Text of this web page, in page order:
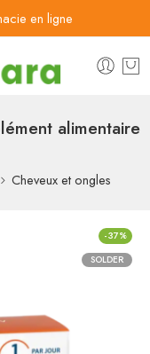
en ligne
alimentaire
Cheveux et ongles
-37%
SOLDER